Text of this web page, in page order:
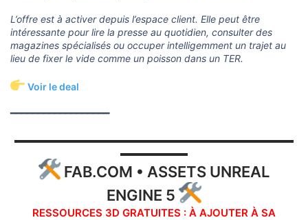
L’offre est à activer depuis l’espace client. Elle peut être
intéressante pour lire la presse au quotidien, consulter des
magazines spécialisés ou occuper intelligemment un trajet au
lieu de fixer le vide comme un poisson dans un TER.
Voir le deal
━━━━━━━━━━━━━━━━━━
▬▬▬▬▬▬▬▬▬▬▬▬▬▬▬▬▬▬▬▬▬▬▬▬▬▬▬▬▬
▬▬▬▬▬▬▬
FAB.COM • ASSETS UNREAL
ENGINE 5
RESSOURCES 3D GRATUITES : À AJOUTER À SA